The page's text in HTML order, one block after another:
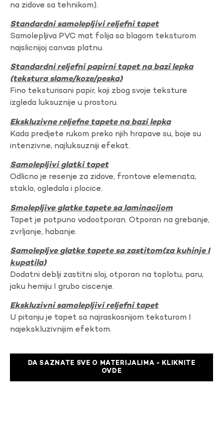
na zidove sa tehnikom).
Standardni samolepljivi reljefni tapet
Samolepljiva PVC mat folija sa blagom teksturom
najslicnijoj canvas platnu.
Standardni reljefni papirni tapet na bazi lepka
(tekstura slame/koze/peska)
Fino teksturisani papir, koji zbog svoje teksture
izgleda luksuznije u prostoru.
Ekskluzivne reljefne tapete na bazi lepka
Kada predjete rukom preko njih hrapave su, boje su
intenzivne, najluksuzniji efekat.
Samolepljivi glatki tapet
Odlicno je resenje za zidove, frontove elemenata,
staklo, ogledala i plocice.
Smolepljive glatke tapete sa laminacijom
Tapet je potpuno vodootporan. Otporan na grebanje,
zvrljanje, habanje.
Samolepljve glatke tapete sa zastitom(za kuhinje I
kupatila)
Dodatni deblji zastitni sloj, otporan na toplotu, paru,
jaku hemiju I grubo ciscenje.
Ekskluzivni samolepljivi reljefni tapet
U pitanju je tapet sa najraskosnijom teksturom I
najekskluzivnijim efektom.
DA SAZNATE SVE O MATERIJALIMA - KLIKNITE
OVDE